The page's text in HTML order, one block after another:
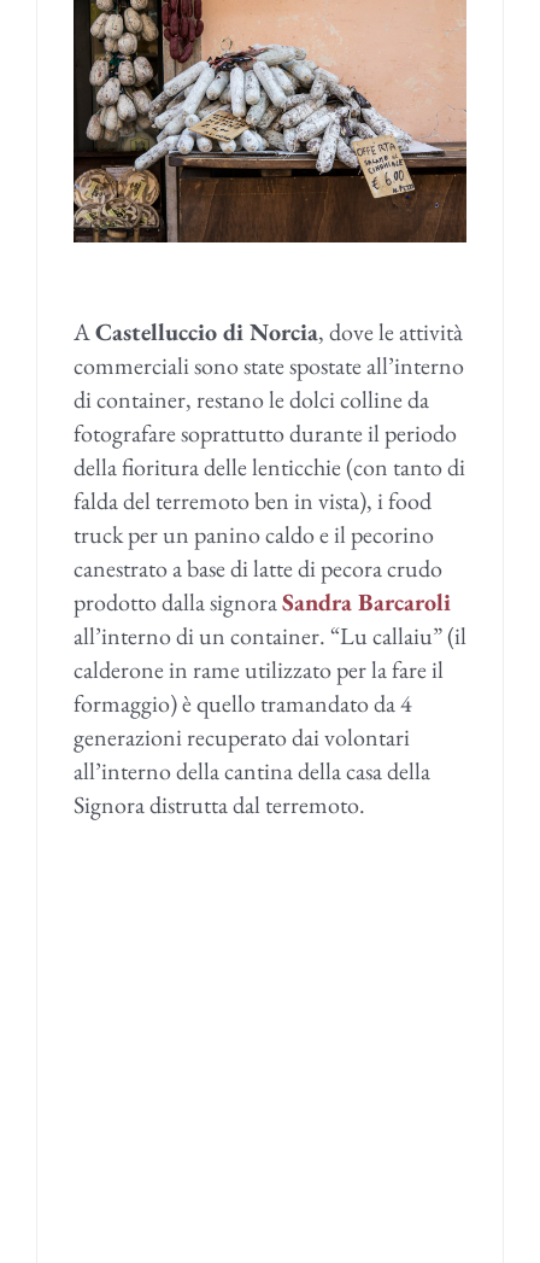
ACastelluccio di Norcia, dove le attività
commerciali sono state spostate all’interno
di container, restano le dolci colline da
fotografare soprattutto durante il periodo
della fioritura delle lenticchie (con tanto di
falda del terremoto ben in vista), i food
truck per un panino caldo e il pecorino
canestrato a base di latte di pecora crudo
prodotto dalla signoraSandra Barcaroli
all’interno di un container. “Lu callaiu” (il
calderone in rame utilizzato per la fare il
formaggio) è quello tramandato da 4
generazioni recuperato dai volontari
all’interno della cantina della casa della
Signora distrutta dal terremoto.